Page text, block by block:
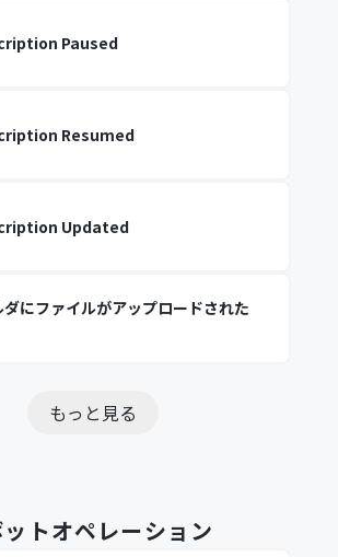
Paused
Resumed
Updated
ダにファイルがアップロードされた
もっと見る
トオペレーション